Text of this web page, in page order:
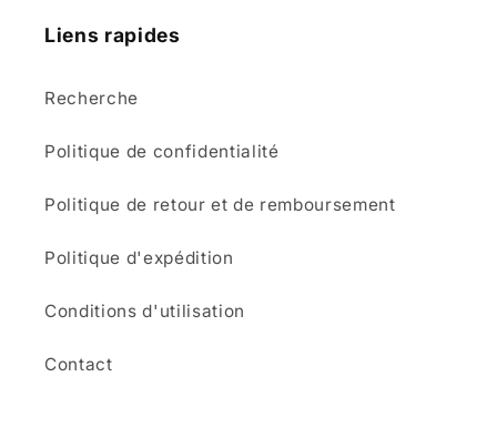
Liens rapides
Recherche
Politique de confidentialité
Politique de retour et de remboursement
Politique d'expédition
Conditions d'utilisation
Contact